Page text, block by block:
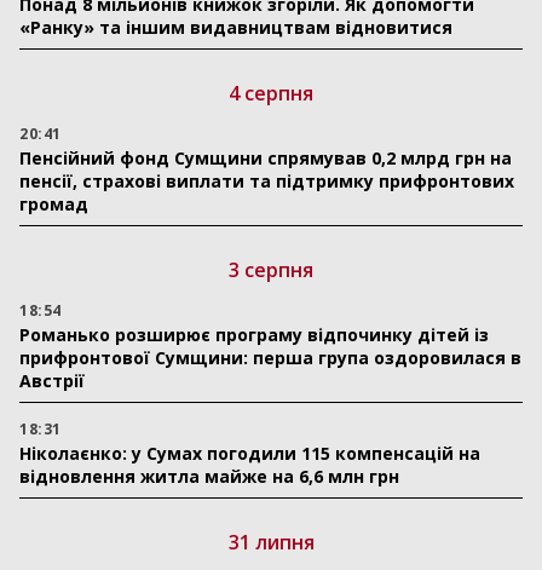
«Ранку» та іншим видавництвам відновитися
4 серпня
20:41
Пенсійний фонд Сумщини спрямував 0,2 млрд грн на
пенсії, страхові виплати та підтримку прифронтових
громад
3 серпня
18:54
Романько розширює програму відпочинку дітей із
прифронтової Сумщини: перша група оздоровилася в
Австрії
18:31
Ніколаєнко: у Сумах погодили 115 компенсацій на
відновлення житла майже на 6,6 млн грн
31 липня